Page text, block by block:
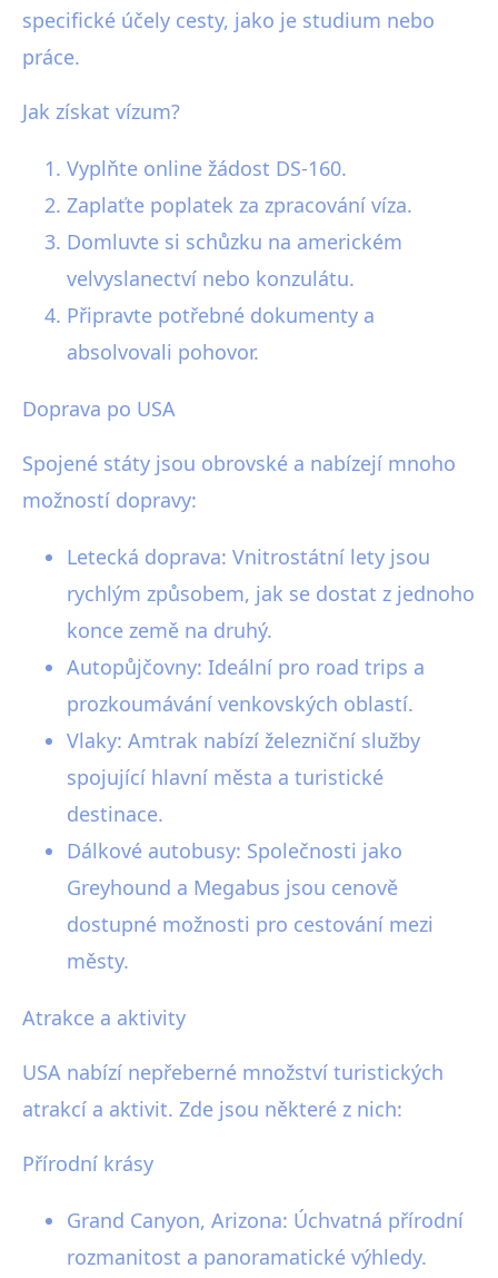
specifické účely cesty, jako je studium nebo
práce.
Jak získat vízum?
Vyplňte online žádost DS-160.
Zaplaťte poplatek za zpracování víza.
Domluvte si schůzku na americkém
velvyslanectví nebo konzulátu.
Připravte potřebné dokumenty a
absolvovali pohovor.
Doprava po USA
Spojené státy jsou obrovské a nabízejí mnoho
možností dopravy:
Letecká doprava: Vnitrostátní lety jsou
rychlým způsobem, jak se dostat z jednoho
konce země na druhý.
Autopůjčovny: Ideální pro road trips a
prozkoumávání venkovských oblastí.
Vlaky: Amtrak nabízí železniční služby
spojující hlavní města a turistické
destinace.
Dálkové autobusy: Společnosti jako
Greyhound a Megabus jsou cenově
dostupné možnosti pro cestování mezi
městy.
Atrakce a aktivity
USA nabízí nepřeberné množství turistických
atrakcí a aktivit. Zde jsou některé z nich:
Přírodní krásy
Grand Canyon, Arizona: Úchvatná přírodní
rozmanitost a panoramatické výhledy.